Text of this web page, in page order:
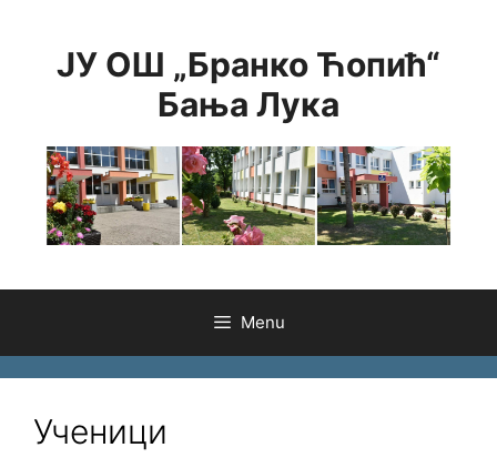
contentЈУ ОШ „Бранко Ћопић“
Бања Лука
Menu
Ученици